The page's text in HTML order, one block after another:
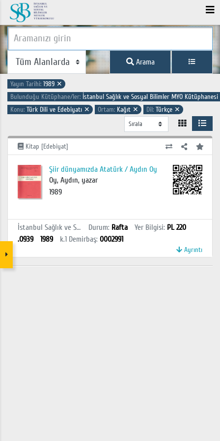
Arama
Yayın Tarihi: 1989 ✕
Bulunduğu Kütüphane/ler: İstanbul Sağlık ve Sosyal Bilimler MYO Kütüphanesi
Konu: Türk Dili ve Edebiyatı ✕ Ortam: Kağıt ✕ Dil: Türkçe ✕
Kitap [Edebiyat]
Şiir dünyamızda Atatürk / Aydın Oy
Oy, Aydın, yazar
1989
İstanbul Sağlık ve Sosyal Bilimler MYO Kütüphanesi Durum: Rafta Yer Bilgisi: PL 220
.O939
1989 k.1 Demirbaş: 0002991
Ayrıntı